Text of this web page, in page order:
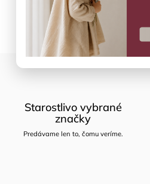
Opýtať sa
Starostlivo vybrané
značky
Predávame len to, čomu veríme.